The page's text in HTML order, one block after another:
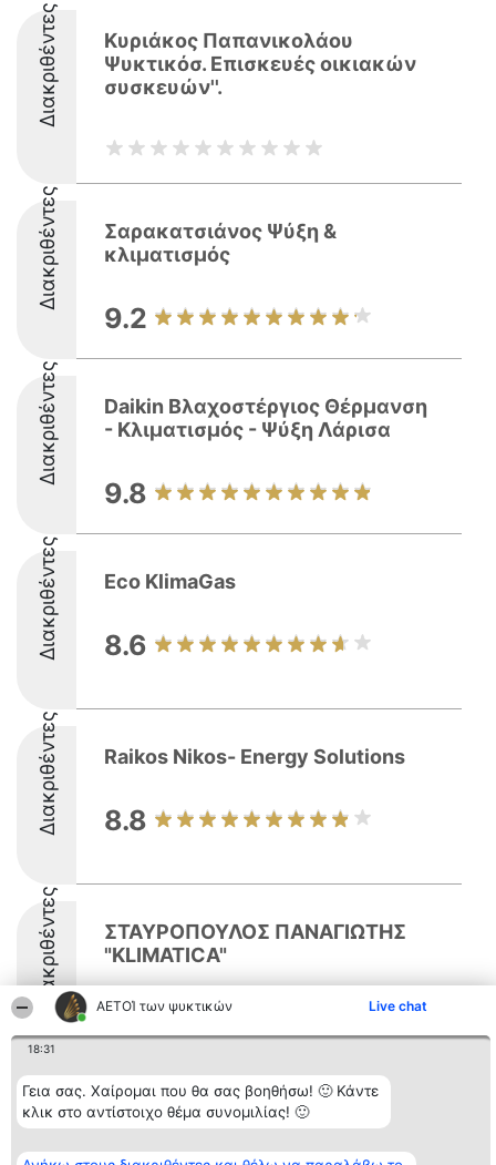
ΑΕΤΟΊ των ψυκτικών Live chat
18:31
Γεια σας. Χαίρομαι που θα σας βοηθήσω! 🙂 Κάντε
κλικ στο αντίστοιχο θέμα συνομιλίας! 🙂
Διακριθέντες
Κυριάκος Παπανικολάου
Ψυκτικόσ. Επισκευές οικιακών
συσκευών''.
Διακριθέντες
Σαρακατσιάνος Ψύξη &
κλιματισμός
9.2
Διακριθέντες
Daikin Βλαχοστέργιος Θέρμανση
- Κλιματισμός - Ψύξη Λάρισα
9.8
Διακριθέντες Eco KlimaGas
8.6
Διακριθέντες Raikos Nikos- Energy Solutions
8.8
Διακριθέντες
ΣΤΑΥΡΟΠΟΥΛΟΣ ΠΑΝΑΓΙΩΤΗΣ
"KLIMATICA"
8.7
Διοργανωτής της
κατάταξης
Μονοπρόσωπη ΙΚΕ
Κατάταξη
Διακριθέντες
των
Επικοινωνία